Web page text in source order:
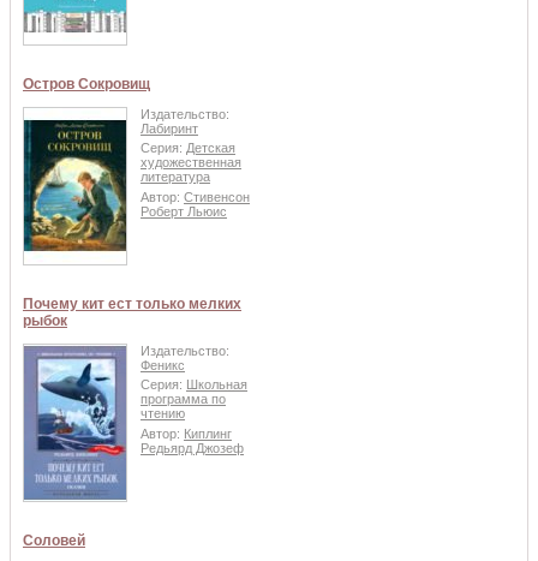
Остров Сокровищ
Издательство:
Лабиринт
Серия: Детская
художественная
литература
Автор: Стивенсон
Роберт Льюис
Почему кит ест только мелких
рыбок
Издательство:
Феникс
Серия: Школьная
программа по
чтению
Автор: Киплинг
Редьярд Джозеф
Соловей